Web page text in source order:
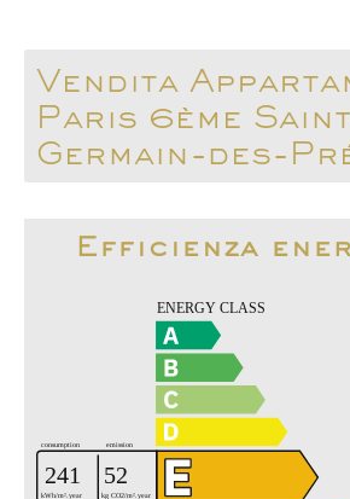
Vendita
Paris 6ème
Germain-des-
Efficienza